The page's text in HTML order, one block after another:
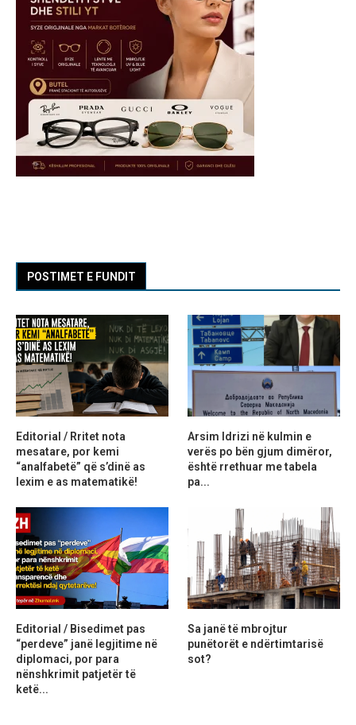
POSTIMET E FUNDIT
Editorial / Rritet nota
mesatare, por kemi
“analfabetë” që s’dinë as
lexim e as matematikë!
Arsim Idrizi në kulmin e
verës po bën gjum dimëror,
është rrethuar me tabela
pa...
Editorial / Bisedimet pas
“perdeve” janë legjitime në
diplomaci, por para
nënshkrimit patjetër të
ketë...
Sa janë të mbrojtur
punëtorët e ndërtimtarisë
sot?